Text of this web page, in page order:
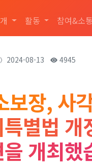
활동 참여&소통
2024-08-13 4945
보장, 사
별법 개
개최했